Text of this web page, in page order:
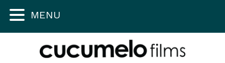
MENU